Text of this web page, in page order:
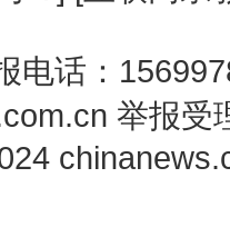
电话：
举报受